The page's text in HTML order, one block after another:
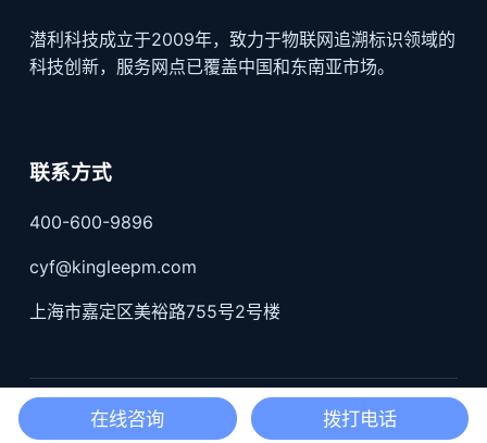
潜利科技成立于2009年，致力于物联网追溯标识领域的
科技创新，服务网点已覆盖中国和东南亚市场。
联系方式
400-600-9896
cyf@kingleepm.com
上海市嘉定区美裕路755号2号楼
沪公网安备31011402004519号； 沪ICP备17022330号-3
在线咨询 拨打电话